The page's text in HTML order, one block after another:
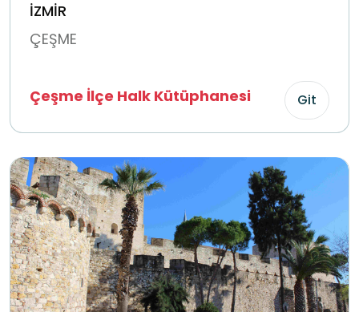
İZMİR
ÇEŞME
Çeşme İlçe Halk Kütüphanesi Git